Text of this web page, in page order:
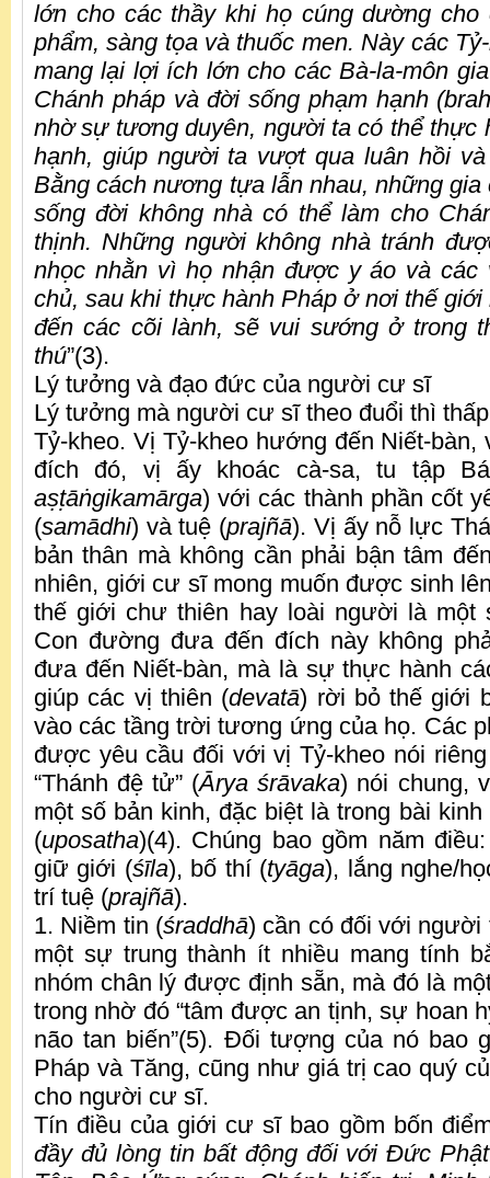
lớn cho các thầy khi họ cúng dường
phẩm, sàng tọa và thuốc men. Này các
mang lại lợi ích lớn cho các Bà-la-môn
Chánh pháp và đời sống phạm hạnh
nhờ sự tương duyên, người ta có thể thực
hạnh, giúp người ta vượt qua luân hồi
Bằng cách nương tựa lẫn nhau, những
sống đời không nhà có thể làm cho
thịnh. Những người không nhà tránh
nhọc nhằn vì họ nhận được y áo và các
chủ, sau khi thực hành Pháp ở nơi thế
đến các cõi lành, sẽ vui sướng ở trong
thú”(3).
Lý tưởng và đạo đức của người cư sĩ
Lý tưởng mà người cư sĩ theo đuổi thì
Tỷ-kheo. Vị Tỷ-kheo hướng đến Niết-
đích đó, vị ấy khoác cà-sa, tu tập
aṣṭāṅgikamārga) với các thành phần cốt
(samādhi) và tuệ (prajñā). Vị ấy nỗ lực
bản thân mà không cần phải bận tâm
nhiên, giới cư sĩ mong muốn được sinh
thế giới chư thiên hay loài người là một
Con đường đưa đến đích này không
đưa đến Niết-bàn, mà là sự thực hành
giúp các vị thiên (devatā) rời bỏ thế giới
vào các tầng trời tương ứng của họ. Các
được yêu cầu đối với vị Tỷ-kheo nói
“Thánh đệ tử” (Ārya śrāvaka) nói chung,
một số bản kinh, đặc biệt là trong bài
(uposatha)(4). Chúng bao gồm năm
giữ giới (śīla), bố thí (tyāga), lắng nghe/
trí tuệ (prajñā).
1. Niềm tin (śraddhā) cần có đối với người
một sự trung thành ít nhiều mang tính
nhóm chân lý được định sẵn, mà đó là
trong nhờ đó “tâm được an tịnh, sự hoan
não tan biến”(5). Đối tượng của nó bao
Pháp và Tăng, cũng như giá trị cao quý
cho người cư sĩ.
Tín điều của giới cư sĩ bao gồm bốn
đầy đủ lòng tin bất động đối với Đức